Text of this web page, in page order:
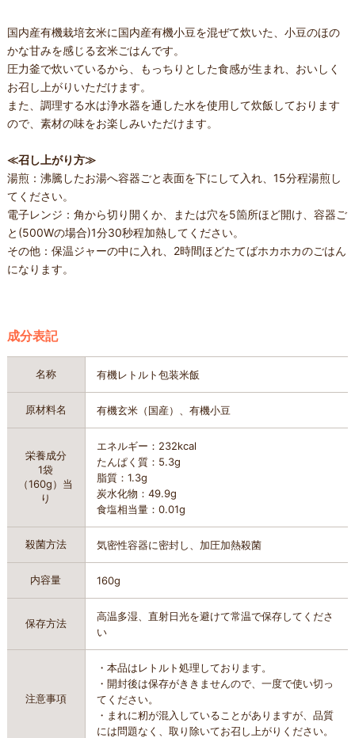
国内産有機栽培玄米に国内産有機小豆を混ぜて炊いた、小豆のほの
かな甘みを感じる玄米ごはんです。
圧力釜で炊いているから、もっちりとした食感が生まれ、おいしく
お召し上がりいただけます。
また、調理する水は浄水器を通した水を使用して炊飯しております
ので、素材の味をお楽しみいただけます。
≪召し上がり方≫
湯煎：沸騰したお湯へ容器ごと表面を下にして入れ、15分程湯煎し
てください。
電子レンジ：角から切り開くか、または穴を5箇所ほど開け、容器ご
と(500Wの場合)1分30秒程加熱してください。
その他：保温ジャーの中に入れ、2時間ほどたてばホカホカのごはん
になります。
成分表記
名称 有機レトルト包装米飯
原材料名 有機玄米（国産）、有機小豆
栄養成分
1袋
（160g）当
り
エネルギー：232kcal
たんぱく質：5.3g
脂質：1.3g
炭水化物：49.9g
食塩相当量：0.01g
殺菌方法 気密性容器に密封し、加圧加熱殺菌
内容量 160g
保存方法
高温多湿、直射日光を避けて常温で保存してくださ
い
注意事項
・本品はレトルト処理しております。
・開封後は保存がききませんので、一度で使い切っ
てください。
・まれに籾が混入していることがありますが、品質
には問題なく、取り除いてお召し上がりください。